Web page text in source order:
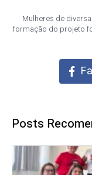
Mulheres de
formação do projeto
Posts